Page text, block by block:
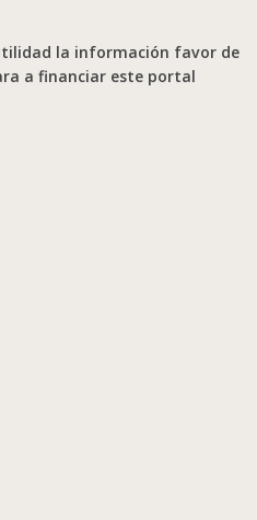
la información favor de
a financiar este portal